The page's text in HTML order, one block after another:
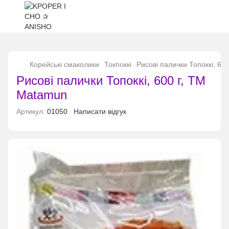
Корейські смаколики Токпоккі Рисові палички Топоккі,
Рисові палички Топоккі, 600 г, ТМ
Matamun
Артикул: 01050 Написати відгук